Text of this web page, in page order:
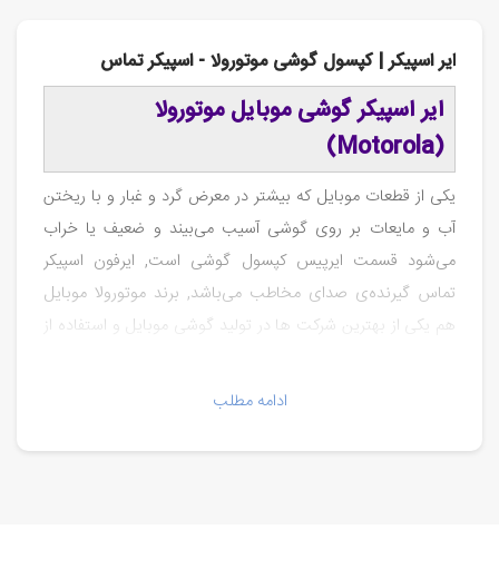
ایر اسپیکر | کپسول گوشی موتورولا - اسپیکر تماس
ایر اسپیکر گوشی موبایل موتورولا
(Motorola)
یکی از قطعات موبایل که بیشتر در معرض گرد و غبار و با ریختن
آب و مایعات بر روی گوشی آسیب می‌بیند و ضعیف یا خراب
می‌شود قسمت ایرپیس کپسول گوشی است, ایرفون اسپیکر
تماس گیرنده‌ی صدای مخاطب می‌باشد, برند موتورولا موبایل
هم یکی از بهترین شرکت ها در تولید گوشی موبایل و استفاده از
هست, در این شاخه از قطعات موبایل می‌توانید برای گوشی
از فروشگاه قطعات موبایل سورن استور.
ادامه مطلب